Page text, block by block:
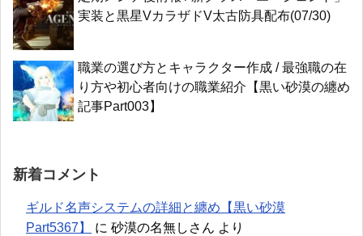
実装と黒星VカラザドV太古防具配布(07/30)
職業の選び方とキャラクター作成 / 最強職の在
り方や初心者向けの職業紹介【黒い砂漠の纏め
記事Part003】
新着コメント
ギルド名声システムの詳細と纏め【黒い砂漠
Part5367】
に 砂漠の名無しさん より